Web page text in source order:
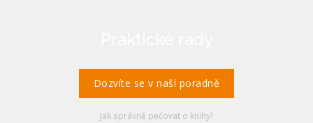
Dozvíte se v naší poradně
Jak správně pečovat o knihy?